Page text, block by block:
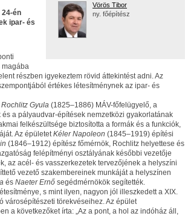
Vörös Tibor
ny. főépítész
én
ipar- és
magába
részben igyekeztem rövid áttekintést adni. Az
értékes létesítménynek az ipar- és
Rochlitz Gyula (1825–1886) MÁV-főfelügyelő, a
a pályaudvar-építések nemzetközi gyakorlatának
felkészültsége biztosította a formák és a funkciók,
Az épületetKéler Napoleon (1845–1919) építési
(1846–1912) építész főmérnök, Rochlitz helyettese és
felépítményi osztályának ké­sőbbi vezetője
az acél- és vasszerkezetek tervezőjének a helyszíni
vezető szakembereinek munkáját a helyszínen
és Naeter Ernő segédmérnökök segítették.
s mint ilyen, nagyon jól illeszkedett a XIX.
városépítészeti törekvéseihez. Az épület
a következőket írta: „Az a pont, a hol az indóház áll,